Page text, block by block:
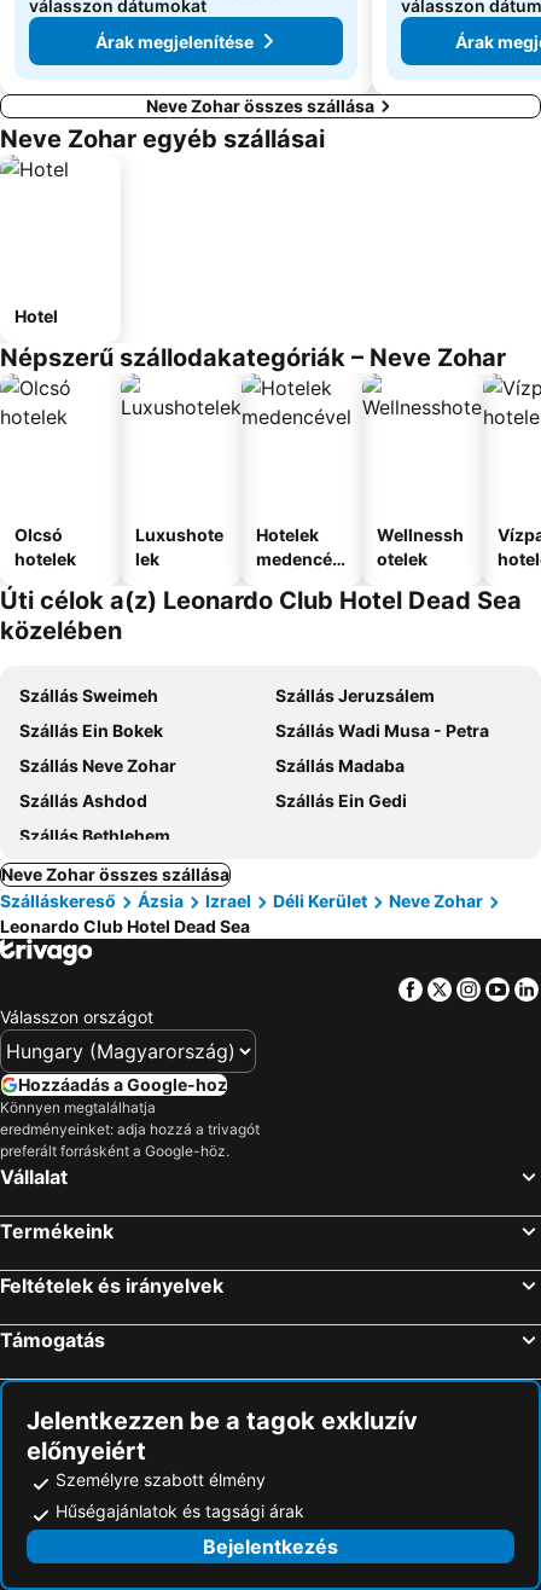
válasszon dátumokat
Árak megjelenítése
válasszon
Árak
Neve Zohar összes szállása
Neve Zohar egyéb szállásai
Hotel
Népszerű szállodakategóriák – Neve Zohar
Olcsó
hotelek
Luxushote
lek
Hotelek
medencév
Wellnessh
otelek
Úti célok a(z) Leonardo Club Hotel Dead Sea
közelében
Szállás Sweimeh
Szállás Jeruzsálem
Szállás Ein Bokek
Szállás Wadi Musa - Petra
Szállás Neve Zohar
Szállás Madaba
Szállás Ashdod
Szállás Ein Gedi
Szállás Bethlehem
Neve Zohar összes szállása
Szálláskereső
Ázsia Izrael Déli Kerület
Neve Zohar
Leonardo Club Hotel Dead Sea
Facebook
Twitter
Válasszon országot
Hozzáadás a Google-hoz
Könnyen megtalálhatja
eredményeinket: adja hozzá a trivagót
preferált forrásként a Google-höz.
Vállalat
Termékeink
Feltételek és irányelvek
Támogatás
Jelentkezzen be a tagok exkluzív
előnyeiért
Személyre szabott élmény
Hűségajánlatok és tagsági árak
Bejelentkezés